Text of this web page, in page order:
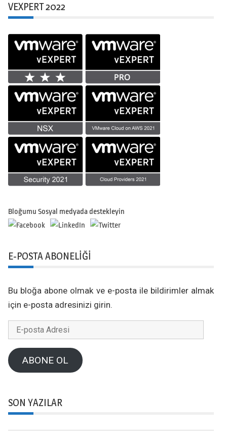
VEXPERT 2022
Bloğumu Sosyal medyada destekleyin
E-POSTA ABONELIĞI
Bu bloğa abone olmak ve e-posta ile bildirimler almak
için e-posta adresinizi girin.
posta
AdresiABONE OL
SON YAZILAR